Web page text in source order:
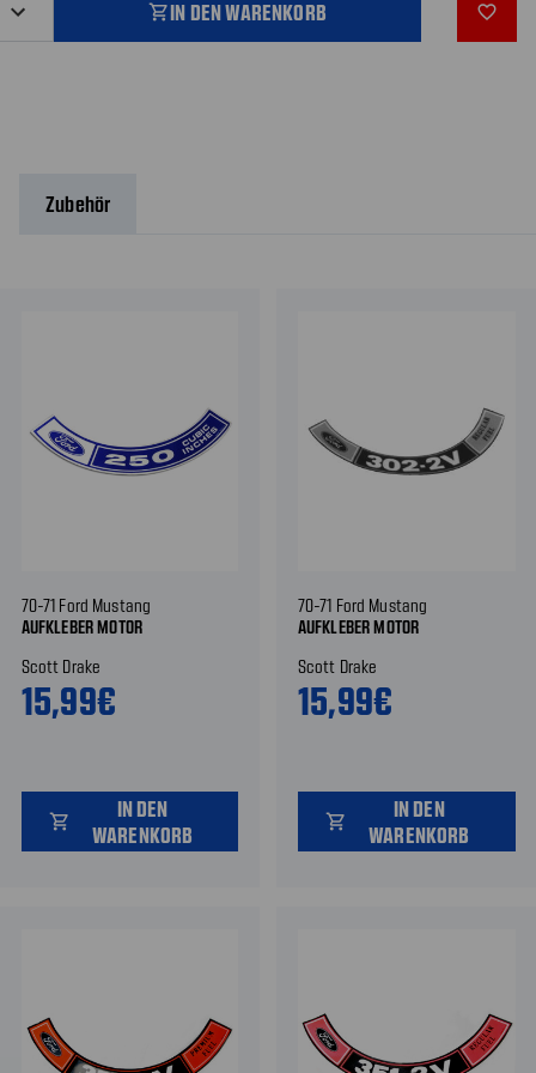
shopping_cartIN DEN WARENKORB favorite_outline
Zubehör
70-71 Ford Mustang
AUFKLEBER MOTOR
Scott Drake
15,99€
shopping_cart
IN DEN
WARENKORB
70-71 Ford Mustang
AUFKLEBER MOTOR
Scott Drake
15,99€
shopping_cart
IN DEN
WARENKORB